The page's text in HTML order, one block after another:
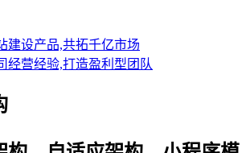
建设产品,共拓千亿市场
经营经验,打造盈利型团队